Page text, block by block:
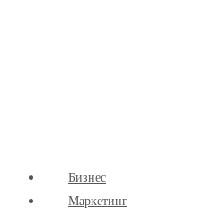
Бизнес
Маркетинг